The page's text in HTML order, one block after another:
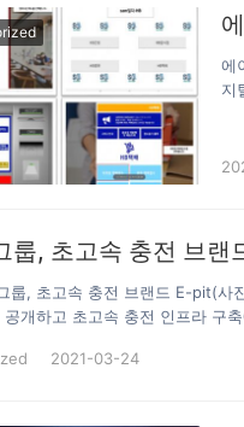
로
에
지
기
룹, 초고속 충전 브랜
룹, 초고속 충전 브랜드 E-pit(사
공개하고 초고속 충전 인프라 구
영감받았다. 전기차를 위한 피
2021-03-24